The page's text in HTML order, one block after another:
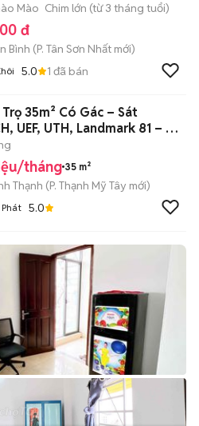
Mào Chim lớn (từ 3 tháng tuổi)
đ
Bình (P. Tân Sơn Nhất mới)
5.0 1 đã bán
35m² Có Gác – Sát
UEF, UTH, Landmark 81 – Chỉ
tháng 35 m²
Thạnh (P. Thạnh Mỹ Tây mới)
5.0